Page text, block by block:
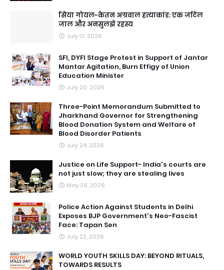
सिया गोयल-केतन अग्रवाल हत्याकांड: एक जटिल
जाल और अनसुलझे रहस्य
July 12, 2026
SFI, DYFI Stage Protest in Support of Jantar
Mantar Agitation, Burn Effigy of Union
Education Minister
July 20, 2026
Three-Point Memorandum Submitted to
Jharkhand Governor for Strengthening
Blood Donation System and Welfare of
Blood Disorder Patients
July 24, 2026
Justice on Life Support- India's courts are
not just slow; they are stealing lives
May 26, 2026
Police Action Against Students in Delhi
Exposes BJP Government's Neo-Fascist
Face: Tapan Sen
July 22, 2026
WORLD YOUTH SKILLS DAY: BEYOND RITUALS,
TOWARDS RESULTS